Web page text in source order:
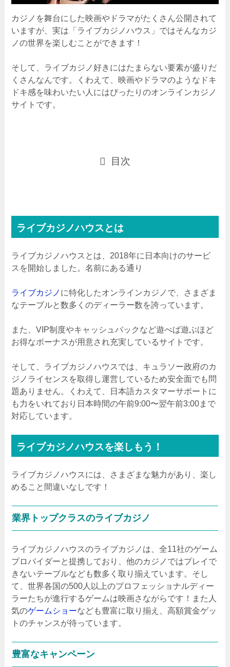
カジノを舞台にした映画やドラマがたくさん公開されて
いますが、実は「ライブカジノハウス」ではそんなカジ
ノの世界を楽しむことができます！
そして、ライブカジノ好きにはたまらない要素が盛りだ
くさんなんです。くわえて、映画やドラマのようなドキ
ドキ感を味わいたい人にはぴったりのオンラインカジノ
サイトです。
目次
ライブカジノハウスとは
ライブカジノハウスとは、2018年に日本向けのサービ
スを開始しました。名前にある通り
ライブカジノ に特化したオンラインカジノで、さまざま
なテーブルと数多くのディーラー数を誇っています。
また、VIP制度やキャッシュバックなど遊べば遊ぶほど
お得なボーナスが用意され充実しているサイトです。
そして、ライブカジノハウスでは、キュラソー政府のカ
ジノライセンスを取得し運営しているため安全面でも問
題ありません。くわえて、日本語カスタマーサポートに
も力をいれており日本時間の午前9:00〜翌午前3:00まで
対応しています。
ライブカジノハウスを楽しもう！
ライブカジノハウスには、さまざまな魅力があり、楽し
めること間違いなしです！
業界トップクラスのライブカジノ
ライブカジノハウスのライブカジノは、全11社のゲーム
プロバイダーと提携しており、他のカジノではプレイで
きないテーブルなども数多く取り揃えています。そし
て、世界各国の500人以上のプロフェッショナルディー
ラーたちが進行するゲームは映画さながらです！また人
気のゲームショーなども豊富に取り揃え、高額賞金ゲッ
トのチャンスが待っています。
豊富なキャンペーン